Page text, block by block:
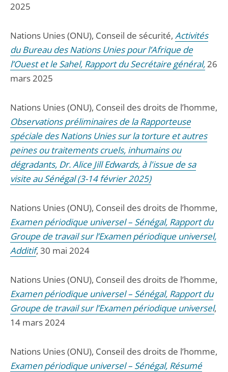
2025
Nations Unies (ONU), Conseil de sécurité, Activités
du Bureau des Nations Unies pour l’Afrique de
l’Ouest et le Sahel, Rapport du Secrétaire général,26
mars 2025
Nations Unies (ONU), Conseil des droits de l’homme,
Observations préliminaires de la Rapporteuse
spéciale des Nations Unies sur la torture et autres
peines ou traitements cruels, inhumains ou
dégradants, Dr. Alice Jill Edwards, à l'issue de sa
visite au Sénégal (3-14 février 2025)
Nations Unies (ONU), Conseil des droits de l’homme,
Examen périodique universel – Sénégal, Rapport du
Groupe de travail sur l’Examen périodique universel,
Additif, 30 mai 2024
Nations Unies (ONU), Conseil des droits de l’homme,
Examen périodique universel – Sénégal, Rapport du
Groupe de travail sur l’Examen périodique universel,
14 mars 2024
Nations Unies (ONU), Conseil des droits de l’homme,
Examen périodique universel – Sénégal, Résumé